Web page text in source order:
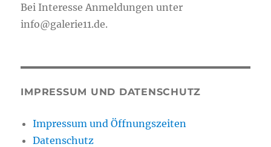
Bei Interesse Anmeldungen unter
info@galerie11.de.
IMPRESSUM UND DATENSCHUTZ
Impressum und Öffnungszeiten
Datenschutz